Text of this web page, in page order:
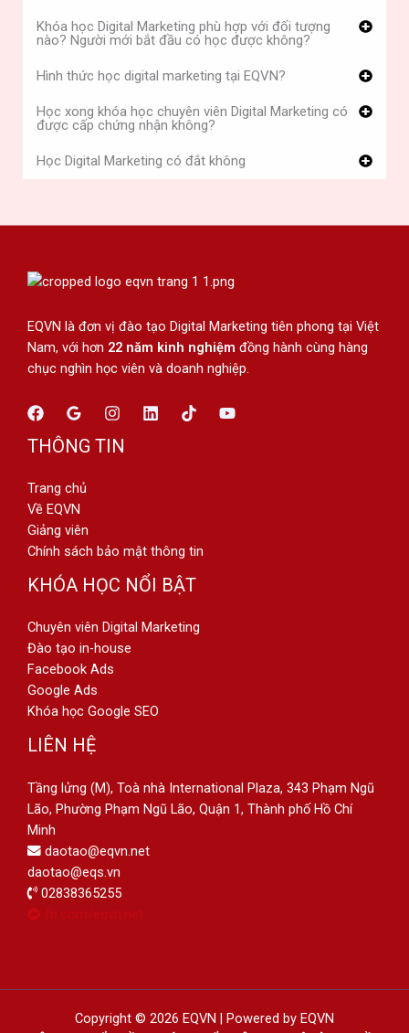
Khóa học Digital Marketing phù hợp với đối tượng
nào? Người mới bắt đầu có học được không?
Hình thức học digital marketing tại EQVN?
Học xong khóa học chuyên viên Digital Marketing có
được cấp chứng nhận không?
Học Digital Marketing có đắt không
EQVN là đơn vị đào tạo Digital Marketing tiên phong tại Việt
Nam, với hơn 22 năm kinh nghiệm đồng hành cùng hàng
chục nghìn học viên và doanh nghiệp.
THÔNG TIN
Trang chủ
Về EQVN
Giảng viên
Chính sách bảo mật thông tin
KHÓA HỌC NỔI BẬT
Chuyên viên Digital Marketing
Đào tạo in-house
Facebook Ads
Google Ads
Khóa học Google SEO
LIÊN HỆ
Tầng lửng (M), Toà nhà International Plaza, 343 Phạm Ngũ
Lão, Phường Phạm Ngũ Lão, Quận 1, Thành phố Hồ Chí
Minh
daotao@eqvn.net
daotao@eqs.vn
02838365255
fb.com/eqvn.net
Copyright © 2026 EQVN | Powered by EQVN